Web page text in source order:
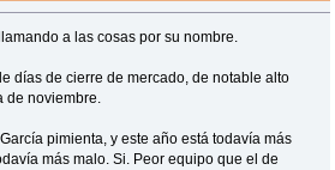
a las cosas por su nombre.
días de cierre de mercado, de notable alto
de noviembre.
pimienta, y este año está todavía más
más malo. Si. Peor equipo que el de